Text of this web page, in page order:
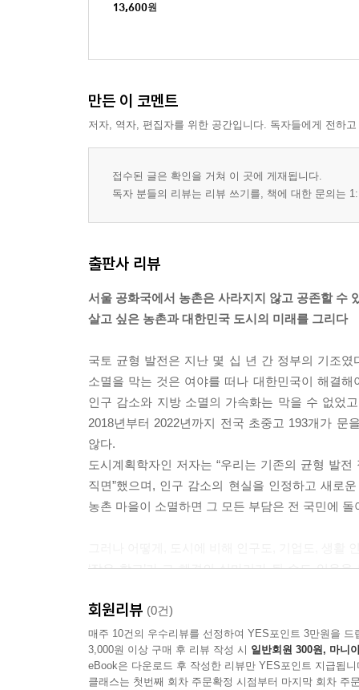
13,600원
만든 이 코멘트
저자, 역자, 편집자를 위한 공간입니다. 독자들에게 전하
접수된 글은 확인을 거쳐 이 곳에 게재됩니다.
독자 분들의 리뷰는 리뷰 쓰기를, 책에 대한 문의는
출판사 리뷰
서울 공화국에서 농촌은 사라지지 않고 공존할 수
살고 싶은 농촌과 대한민국 도시의 미래를 그리다
국토 균형 발전은 지난 몇 십 년 간 정부의 기조
소멸을 막는 것은 여야를 떠나 대한민국이 해결
인구 감소와 지방 소멸의 가속화는 막을 수 없었
2018년부터 2022년까지 전국 초중고 193개가
않다.
도시계획학자인 저자는 “우리는 기존의 균형 발
직면”했으며, 인구 감소의 현실을 인정하고 새로
농촌 마을이 소멸하면 그 모든 부담은 전 국민에 돌
‘작은 학교’가 그 해결의 실마리가 될 수도 있음
있다.
회원리뷰 (0건)
매주 10건의 우수리뷰를 선정하여 YES포인트 3만원을 드
3,000원 이상 구매 후 리뷰 작성 시 일반회원 300원, 마니
eBook은 다운로드 후 작성한 리뷰만 YES포인트 지급됩니
클래스는 첫번째 회차 주문확정 시점부터 마지막 회차 주